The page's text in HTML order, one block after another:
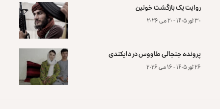
روایت یک بازگشت خونین
۳۰ ثور ۱۴۰۵ - ۲۰ می ۲۰۲۶
پرونده‌ جنجالی طاووس در دایکندی
۲۶ ثور ۱۴۰۵ - ۱۶ می ۲۰۲۶